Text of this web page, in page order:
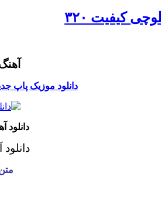
کیفیت ۳۲۰
دانلود موزیک پاپ
دانلود